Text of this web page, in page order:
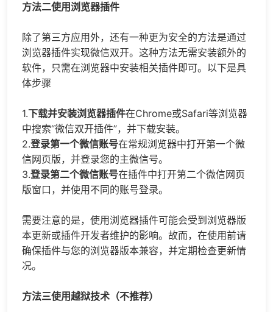
方法二使用浏览器插件
除了第三方应用外，还有一种更为安全的方法是通过
浏览器插件实现微信双开。这种方法无需安装额外的
软件，只需在浏览器中安装相关插件即可。以下是具
体步骤
1.下载并安装浏览器插件在Chrome或Safari等浏览器
中搜索“微信双开插件”，并下载安装。
2.登录第一个微信账号在常规浏览器中打开第一个微
信网页版，并登录您的主微信号。
3.登录第二个微信账号在插件中打开第二个微信网页
版窗口，并使用不同的账号登录。
需要注意的是，使用浏览器插件可能会受到浏览器版
本更新或插件开发者维护的影响。故而，在使用前请
确保插件与您的浏览器版本兼容，并定期检查更新情
况。
方法三使用越狱技术（不推荐）